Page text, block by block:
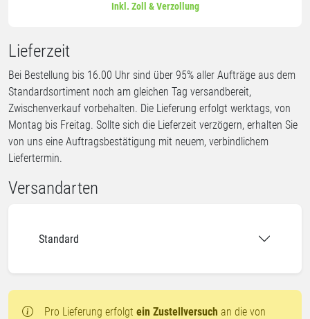
Inkl. Zoll & Verzollung
Lieferzeit
Bei Bestellung bis 16.00 Uhr sind über 95% aller Aufträge aus dem
Standardsortiment noch am gleichen Tag versandbereit,
Zwischenverkauf vorbehalten. Die Lieferung erfolgt werktags, von
Montag bis Freitag. Sollte sich die Lieferzeit verzögern, erhalten Sie
von uns eine Auftragsbestätigung mit neuem, verbindlichem
Liefertermin.
Versandarten
Standard
Pro Lieferung erfolgt ein Zustellversuch an die von